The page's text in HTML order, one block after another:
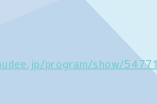
program/show/54771